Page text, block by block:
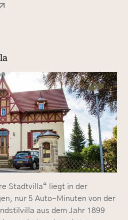
Stadtvilla“ liegt in der
nur 5 Auto-Minuten von der
aus dem Jahr 1899